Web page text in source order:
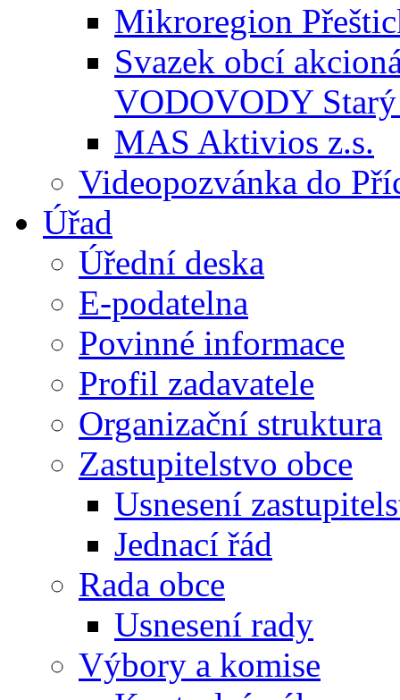
Mikroregion
Svazek obcí
VODOVODY Starý
MAS Aktivios z.s.
Videopozvánka do
Úřad
Úřední deska
E-podatelna
Povinné informace
Profil zadavatele
Organizační struktura
Zastupitelstvo obce
Usnesení
Jednací řád
Rada obce
Usnesení rady
Výbory a komise